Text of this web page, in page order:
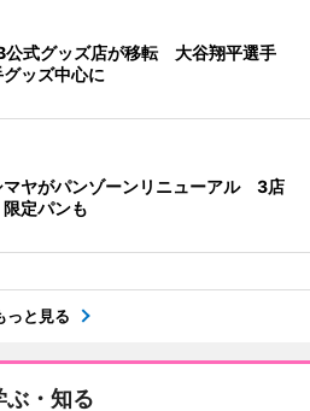
公式グッズ店が移転 大谷翔平選手
ッズ中心に
マヤがパンゾーンリニューアル 3店
定パンも
っと見る
ぶ・知る